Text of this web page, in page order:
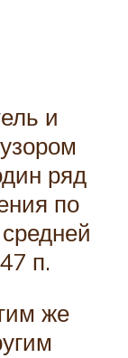
и
ряд
по
п.
же